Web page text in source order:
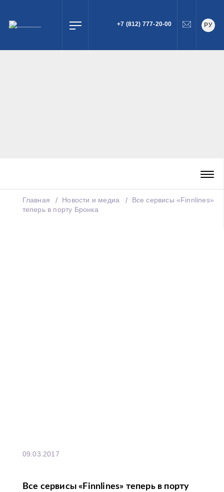
ПОИСК
+7 (812) 777-20-00 РУ
Главная Новости и медиа
Все сервисы «Finnlines»
теперь в порту Бронка
09.03.2017
Все сервисы «Finnlines» теперь в порту